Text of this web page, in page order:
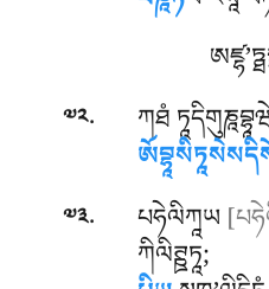
༧༢. ཀཐཾ
༧༣. པཧེལིཀཱཡ
ཀིལིཊྛཏཱ;